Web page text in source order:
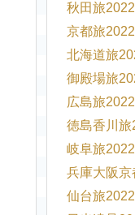
秋田旅
京都旅
北海道旅
御殿場旅
広島旅
徳島香川旅
岐阜旅
兵庫大阪
仙台旅